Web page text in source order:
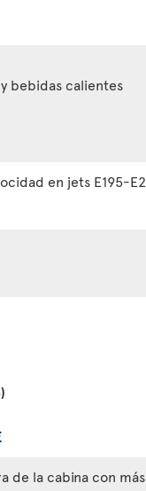
bebidas calientes
en jets E195-E2
de la cabina con más